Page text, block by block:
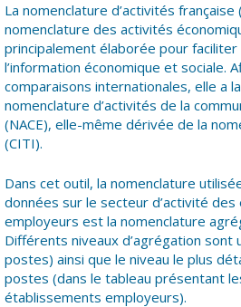
La nomenclature d’activités
nomenclature des activités
principalement élaborée pour faciliter
l’information économique et sociale.
comparaisons internationales, elle a
nomenclature d’activités de la
(NACE), elle-même dérivée de la
(CITI).
Dans cet outil, la nomenclature
données sur le secteur d’activité
employeurs est la nomenclature
Différents niveaux d’agrégation sont
postes) ainsi que le niveau le plus
postes (dans le tableau présentant
établissements employeurs).